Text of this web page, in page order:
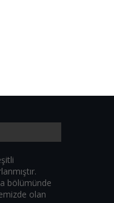
bölümünde
olan